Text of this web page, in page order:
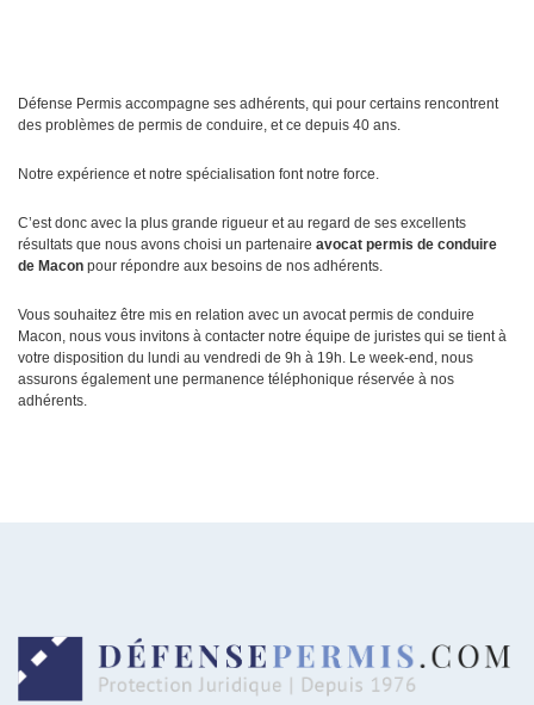
Défense Permis accompagne ses adhérents, qui pour certains rencontrent
des problèmes de permis de conduire, et ce depuis 40 ans.
Notre expérience et notre spécialisation font notre force.
C’est donc avec la plus grande rigueur et au regard de ses excellents
résultats que nous avons choisi un partenaire avocat permis de conduire
de Macon pour répondre aux besoins de nos adhérents.
Vous souhaitez être mis en relation avec un avocat permis de conduire
Macon, nous vous invitons à contacter notre équipe de juristes qui se tient à
votre disposition du lundi au vendredi de 9h à 19h. Le week-end, nous
assurons également une permanence téléphonique réservée à nos
adhérents.